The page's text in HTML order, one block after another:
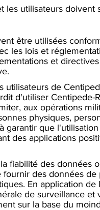
les utilisateurs
être utilisées
les lois et
et
de
d'utiliser Centipede-
aux opérations
physiques,
garantir que
des applications
fiabilité des données
des données
En application
de surveillance et
sur la base du